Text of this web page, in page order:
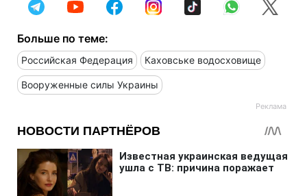
Больше по теме:
Российская Федерация Каховське водосховище
Вооруженные силы Украины